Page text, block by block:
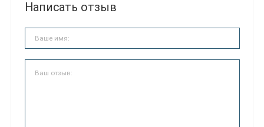
Написать отзыв